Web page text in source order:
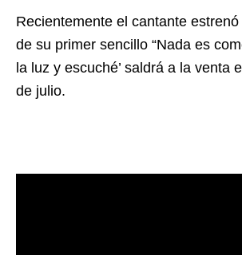
Recientemente el cantante estrenó
de su primer sencillo “Nada es
la luz y escuché’ saldrá a la venta
de julio.